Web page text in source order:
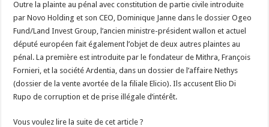
Outre la plainte au pénal avec constitution de partie civile introduite
par Novo Holding et son CEO, Dominique Janne dans le dossier Ogeo
Fund/Land Invest Group, l’ancien ministre-président wallon et actuel
député européen fait également l’objet de deux autres plaintes au
pénal. La première est introduite par le fondateur de Mithra, François
Fornieri, et la société Ardentia, dans un dossier de l’affaire Nethys
(dossier de la vente avortée de la filiale Elicio). Ils accusent Elio Di
Rupo de corruption et de prise illégale d’intérêt.
Vous voulez lire la suite de cet article ?